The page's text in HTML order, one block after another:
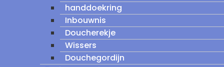
handdoekring
Inbouwnis
Doucherekje
Wissers
Douchegordijn